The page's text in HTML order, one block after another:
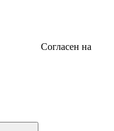
Согласен на